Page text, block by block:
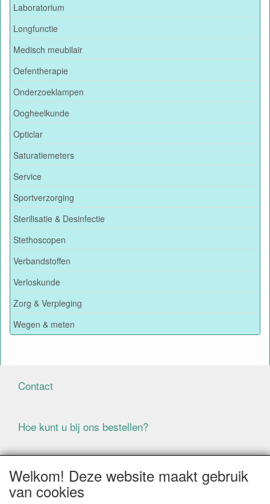
Laboratorium
Longfunctie
Medisch meubilair
Oefentherapie
Onderzoeklampen
Oogheelkunde
Opticlar
Saturatiemeters
Service
Sportverzorging
Sterilisatie & Desinfectie
Stethoscopen
Verbandstoffen
Verloskunde
Zorg & Verpleging
Wegen & meten
Contact
Hoe kunt u bij ons bestellen?
Voorwaarden
Welkom! Deze website maakt gebruik
van cookies